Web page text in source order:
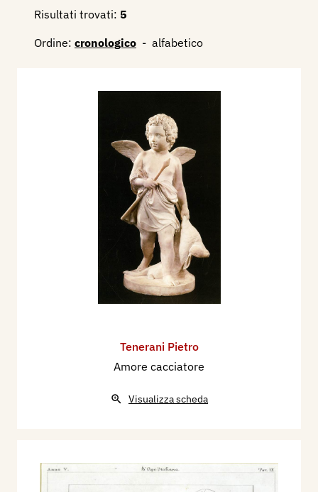
Risultati trovati: 5
Ordine: cronologico - alfabetico
Tenerani Pietro
Amore cacciatore
Visualizza scheda